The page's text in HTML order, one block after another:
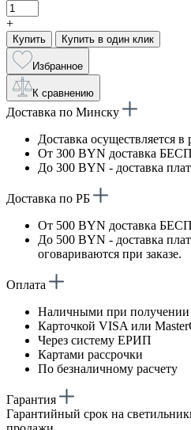
+
Купить Купить в один клик
Избранное
К сравнению
Доставка по Минску
Доставка осуществляется
От 300 BYN доставка
До 300 BYN - доставка
Доставка по РБ
От 500 BYN доставка
До 500 BYN - доставка
оговариваются при заказе.
Оплата
Наличными при получении
Карточкой VISA или
Через систему ЕРИП
Картами рассрочки
По безналичному расчету
Гарантия
Гарантийный срок на